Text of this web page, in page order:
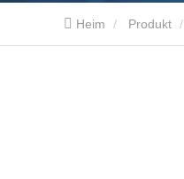
Heim Produkt